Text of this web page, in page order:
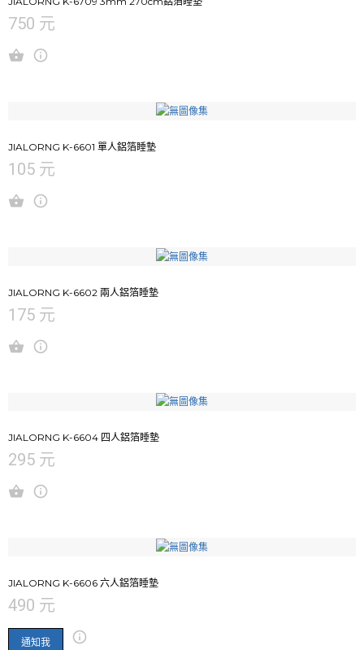
750 元
JIALORNG K-6601 單人鋁箔睡墊
105 元
JIALORNG K-6602 兩人鋁箔睡墊
175 元
JIALORNG K-6604 四人鋁箔睡墊
295 元
JIALORNG K-6606 六人鋁箔睡墊
490 元
通知我